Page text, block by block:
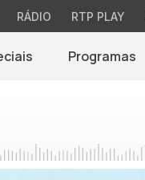
RÁDIO RTP PLAY
Programas